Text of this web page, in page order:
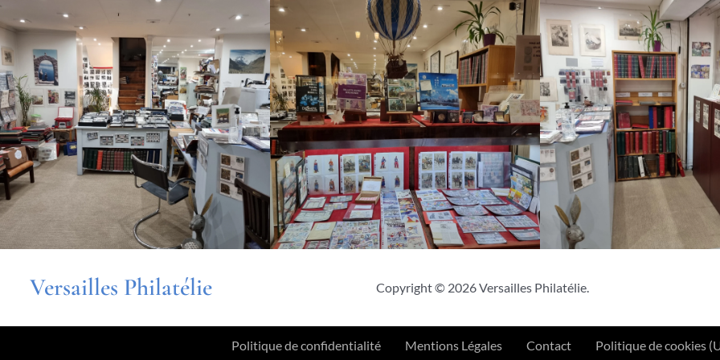
Versailles Philatélie Copyright © 2026 Versailles Philatélie.
Politique de confidentialité Mentions Légales Contact Politique de cookies